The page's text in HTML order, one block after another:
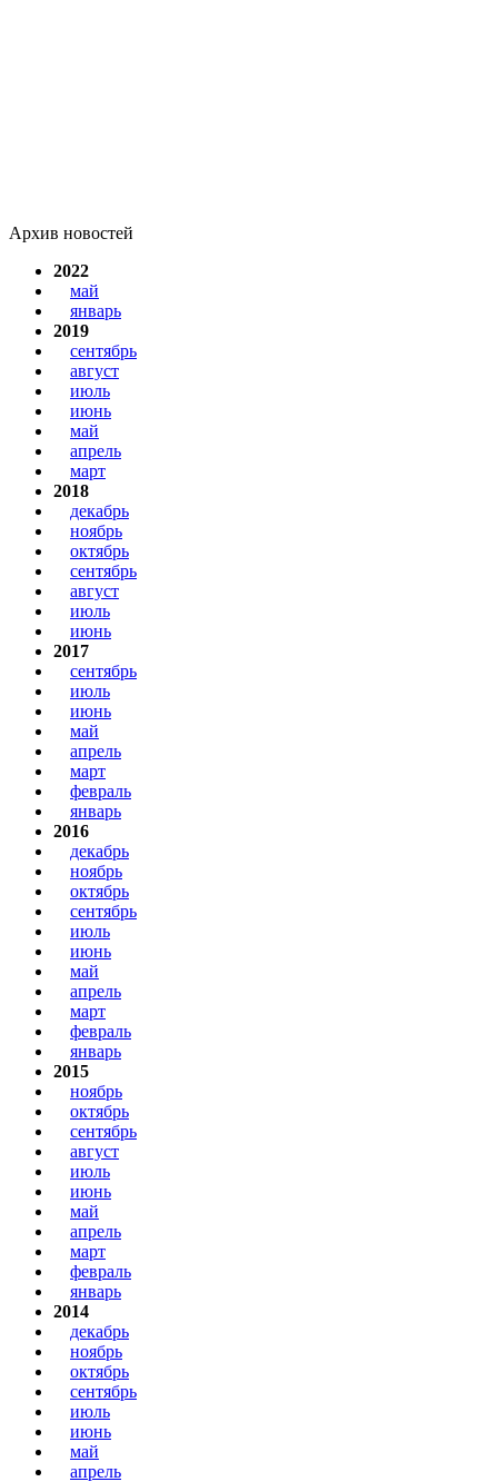
Архив новостей
2022
май
январь
2019
сентябрь
август
июль
июнь
май
апрель
март
2018
декабрь
ноябрь
октябрь
сентябрь
август
июль
июнь
2017
сентябрь
июль
июнь
май
апрель
март
февраль
январь
2016
декабрь
ноябрь
октябрь
сентябрь
июль
июнь
май
апрель
март
февраль
январь
2015
ноябрь
октябрь
сентябрь
август
июль
июнь
май
апрель
март
февраль
январь
2014
декабрь
ноябрь
октябрь
сентябрь
июль
июнь
май
апрель